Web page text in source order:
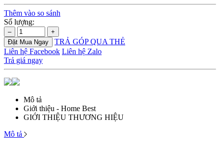
Thêm vào so sánh
Số lượng:
–
+
Đặt Mua Ngay
TRẢ GÓP QUA THẺ
Liên hệ Facebook Liên hệ Zalo
Trả giá ngay
Mô tả
Giới thiệu - Home Best
GIỚI THIỆU THƯƠNG HIỆU
Mô tả